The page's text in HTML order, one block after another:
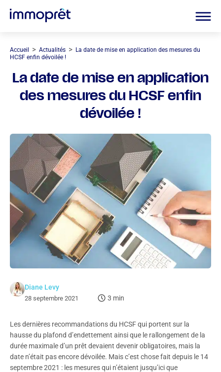
Accueil > Actualités > La date de mise en application des mesures du
HCSF enfin dévoilée !
La date de mise en application
des mesures du HCSF enfin
dévoilée !
Diane Levy
28 septembre 2021 3 min
Les dernières recommandations du HCSF qui portent sur la
hausse du plafond d’endettement ainsi que le rallongement de la
durée maximale d’un prêt devaient devenir obligatoires, mais la
date n’était pas encore dévoilée. Mais c’est chose fait depuis le 14
septembre 2021 : les mesures qui n’étaient jusqu’ici que